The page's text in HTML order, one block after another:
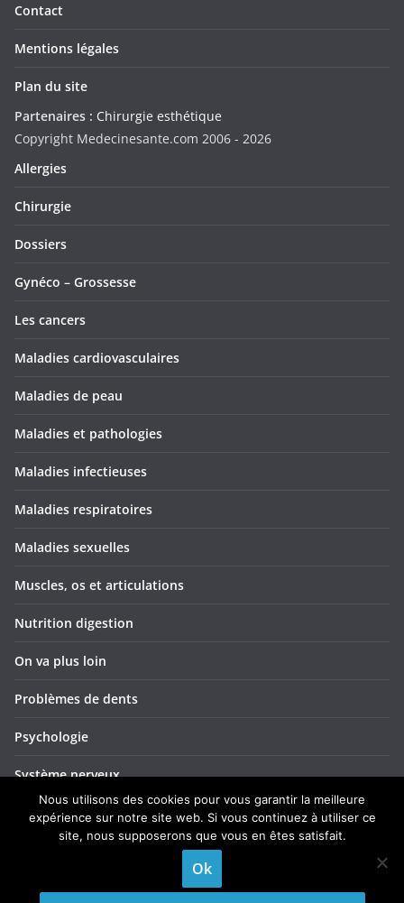
Contact
Mentions légales
Plan du site
Partenaires : Chirurgie esthétique
Copyright Medecinesante.com 2006 - 2026
Allergies
Chirurgie
Dossiers
Gynéco – Grossesse
Les cancers
Maladies cardiovasculaires
Maladies de peau
Maladies et pathologies
Maladies infectieuses
Maladies respiratoires
Maladies sexuelles
Muscles, os et articulations
Nutrition digestion
On va plus loin
Problèmes de dents
Psychologie
Système nerveux
Troubles ORL
Nous utilisons des cookies pour vous garantir la meilleure
expérience sur notre site web. Si vous continuez à utiliser ce
site, nous supposerons que vous en êtes satisfait.
Ok